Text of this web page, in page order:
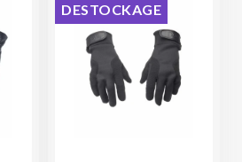
DESTOCKAGE